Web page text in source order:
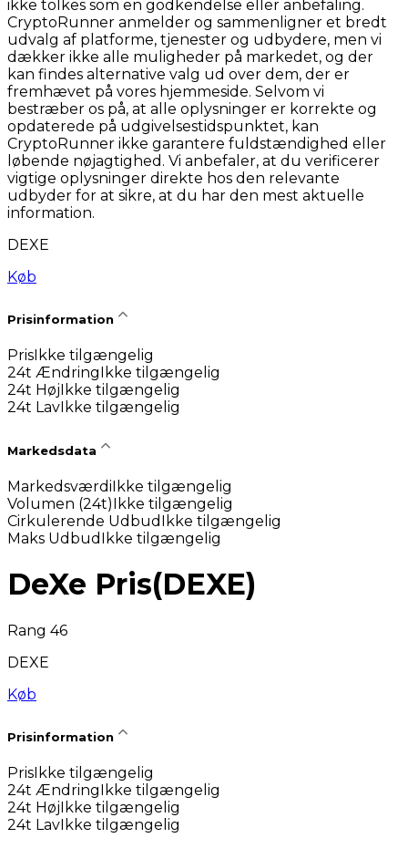
ikke tolkes som en godkendelse eller anbefaling.
CryptoRunner anmelder og sammenligner et bredt
udvalg af platforme, tjenester og udbydere, men vi
dækker ikke alle muligheder på markedet, og der
kan findes alternative valg ud over dem, der er
fremhævet på vores hjemmeside. Selvom vi
bestræber os på, at alle oplysninger er korrekte og
opdaterede på udgivelsestidspunktet, kan
CryptoRunner ikke garantere fuldstændighed eller
løbende nøjagtighed. Vi anbefaler, at du verificerer
vigtige oplysninger direkte hos den relevante
udbyder for at sikre, at du har den mest aktuelle
information.
DEXE
Køb
Prisinformation
Pris Ikke tilgængelig
24t Ændring Ikke tilgængelig
24t Høj Ikke tilgængelig
24t Lav Ikke tilgængelig
Markedsdata
MarkedsværdiIkke tilgængelig
Volumen (24t)Ikke tilgængelig
Cirkulerende Udbud Ikke tilgængelig
Maks Udbud Ikke tilgængelig
DeXe Pris(DEXE)
Rang 46
DEXE
Køb
Prisinformation
PrisIkke tilgængelig
24t ÆndringIkke tilgængelig
24t HøjIkke tilgængelig
24t LavIkke tilgængelig